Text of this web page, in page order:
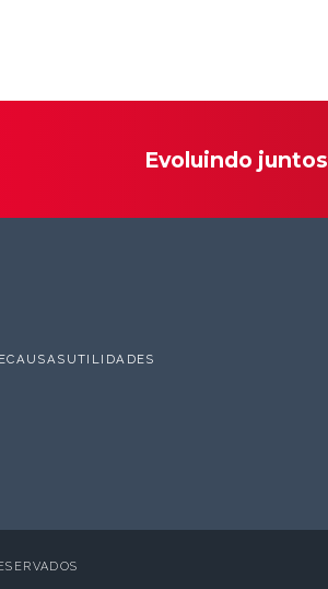
Evoluindo juntos
CAUSAS UTILIDADES